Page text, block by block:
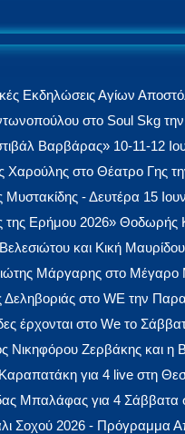
Εκδηλώσεις Αγίων
στο Soul Skg
Βαρβάρας» 10-11-12
Χαρούλης στο Θέατρο Γης
Μυστακίδης - Δευτέρα 15
της Ερήμου 2026» Θοδωρής
και Κική
Μάργαρης στο Μέγαρο
στο WE την
έρχονται στο We το
Νικηφόρου Ζερβάκης και η
για 4 live στη
Μπαλάφας για 4 Σάββατα
Σοχού 2026 - Πρόγραμμα